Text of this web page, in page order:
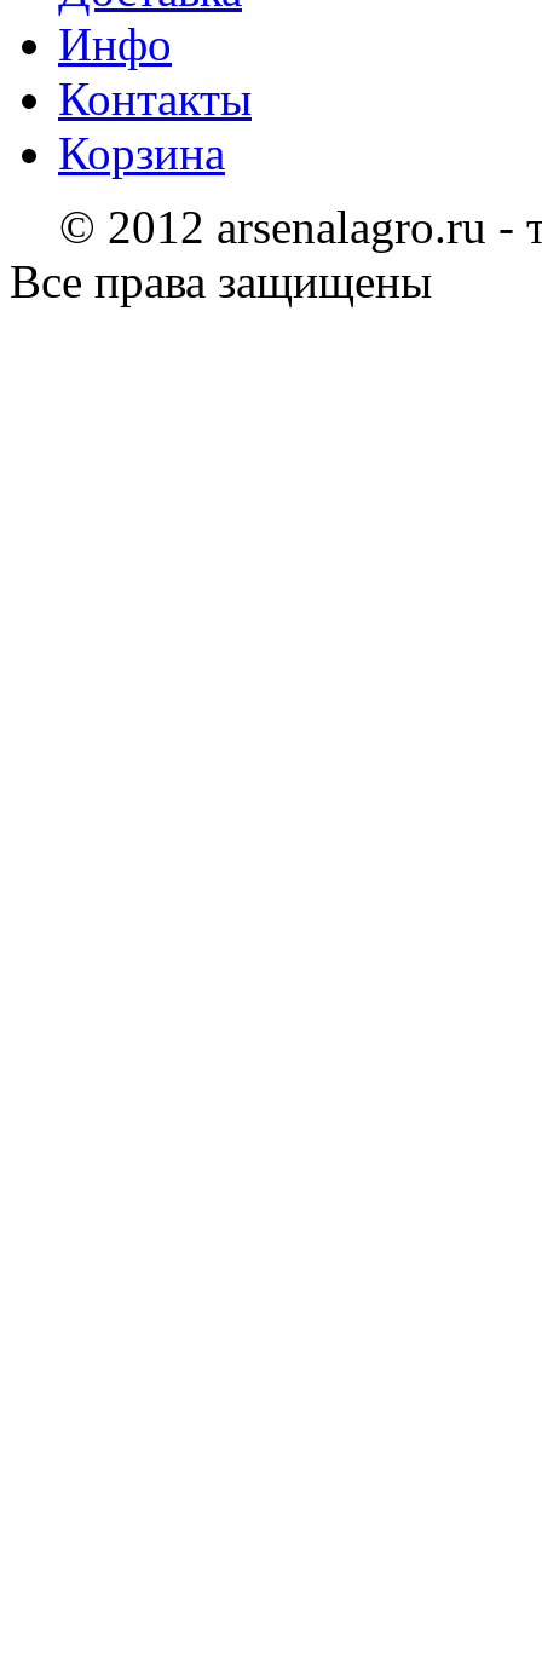
Инфо
Контакты
Корзина
© 2012 arsenalagro.ru -
Все права защищены